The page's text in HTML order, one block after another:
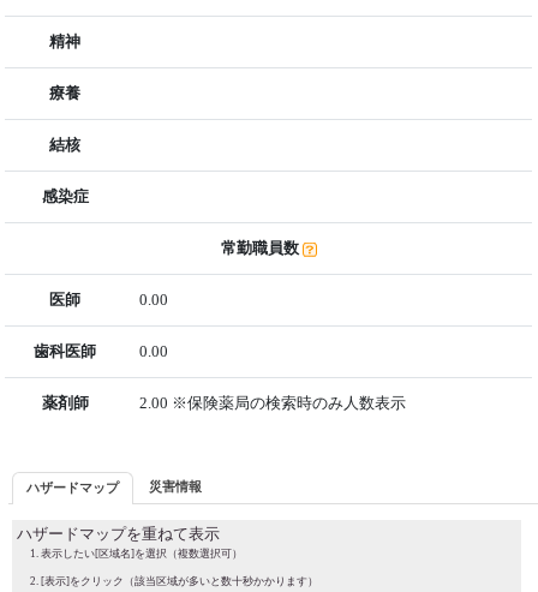
精神
療養
結核
感染症
常勤職員数
医師 0.00
歯科医師 0.00
薬剤師 2.00 ※保険薬局の検索時のみ人数表示
ハザードマップ 災害情報
ハザードマップを重ねて表示
表示したい[区域名]を選択（複数選択可）
[表示]をクリック（該当区域が多いと数十秒かかります）